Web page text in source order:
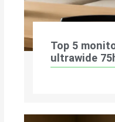
Top 5
ultrawide